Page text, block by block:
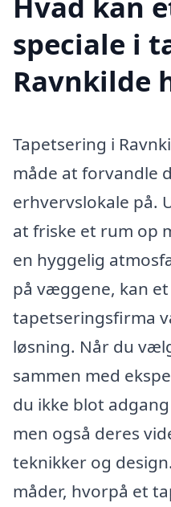
speciale i
Ravnkilde
Tapetsering i
måde at forvandle
erhvervslokale på.
at friske et rum op
en hyggelig
på væggene, kan
tapetseringsfirma
løsning. Når du
sammen med
du ikke blot
men også deres
teknikker og
måder, hvorpå et